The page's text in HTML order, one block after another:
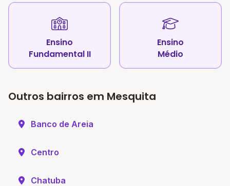
Ensino
Fundamental II
Ensino
Médio
Outros bairros em Mesquita
Banco de Areia
Centro
Chatuba